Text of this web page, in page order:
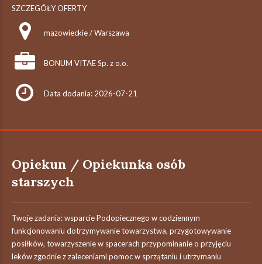
SZCZEGÓŁY OFERTY
mazowieckie / Warszawa
BONUM VITAE Sp. z o.o.
Data dodania: 2026-07-21
Opiekun / Opiekunka osób
starszych
Twoje zadania: wsparcie Podopiecznego w codziennym
funkcjonowaniu dotrzymywanie towarzystwa, przygotowywanie
posiłków, towarzyszenie w spacerach przypominanie o przyjęciu
leków zgodnie z zaleceniami pomoc w sprzątaniu i utrzymaniu